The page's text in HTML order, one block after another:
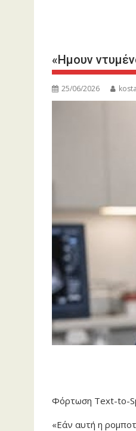
«Ημουν
25/06/2026
Φόρτωση Text-to-
«Εάν αυτή η